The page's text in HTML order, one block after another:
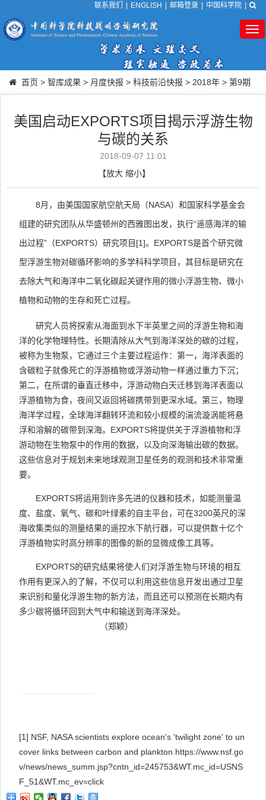
联系我们 ENGLISH 邮箱登录 中国科学院
首页 > 智库成果 > 月度快报 > 科技前沿快报 > 2018年 > 第9期
美国启动EXPORTS项目揭示浮游生物
与碳的关系
2018-09-07 11:01
【放大 缩小】
8月，由美国国家航空航天局（NASA）和国家科学基金会
组建的研究团队从华盛顿州的西雅图出发，执行“遥感海洋的输
出过程” （EXPORTS）研究项目 [1]。 EXPORTS是首个研究微
型浮游生物对碳循环影响的多学科科学项目，其目标是研究在
去除大气和海洋中二氧化碳起关键作用的微小浮游生物、微小
植物和动物的生存和死亡过程。
研究人员将探索从海面到水下半英里之间的浮游生物和海
洋的化学物理特性。长期清除从大气到海洋深处的碳的过程，
被称为生物泵，它通过三个主要过程运作：第一，海洋表面的
含碳粒子就像死亡的浮游植物或浮游动物一样通过重力下沉；
第二，在所谓的垂直迁移中，浮游动物白天迁移到海洋表面以
浮游植物为食，夜间又返回将碳携带到更深水域。第三，物理
海洋学过程，全球海洋翻转环流和较小规模的湍流漩涡能将悬
浮和溶解的碳带到深海。 EXPORTS将提供关于浮游植物和浮
游动物在生物泵中的作用的数据，以及向深海输出碳的数据。
这些信息对于规划未来地球观测卫星任务的观测和技术非常重
要。
EXPORTS将运用到许多先进的仪器和技术，如能测量温
度、盐度、氧气、碳和叶绿素的自主平台，可在3200英尺的深
海收集类似的测量结果的遥控水下航行器，可以提供数十亿个
浮游植物实时高分辨率的图像的新的显微成像工具等。
EXPORTS的研究结果将使人们对浮游生物与环境的相互
作用有更深入的了解，不仅可以利用这些信息开发出通过卫星
来识别和量化浮游生物的新方法，而且还可以预测在长期内有
多少碳将循环回到大气中和输送到海洋深处。
（郑颖）
[1] NSF, NASA scientists explore ocean's 'twilight zone' to un
cover links between carbon and plankton. https://www.nsf.go
v/news/news_summ.jsp?cntn_id=245753&WT.mc_id=USNS
F_51&WT.mc_ev=click